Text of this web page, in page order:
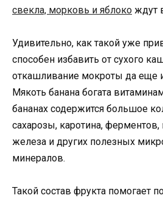
свекла, морковь и яблоко ждут
Удивительно, как такой уже
способен избавить от сухого
откашливание мокроты да еще
Мякоть банана богата
бананах содержится большое
сахарозы, каротина, ферментов,
железа и других полезных
минералов.
Такой состав фрукта помогает